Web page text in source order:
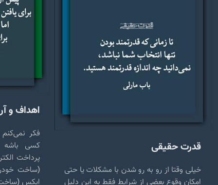
قدرت حقیقی
خیلی وقتا از رو به رو شدن با مشکلات یا حتی
امکان وقوع بعضی از شرایط فقط به این دلیل
اهداف و
فکر
کسی باشه
پرداخت
(ساخت
ایکس